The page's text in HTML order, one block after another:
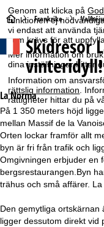
Genom att klicka på
funktionen ej
vi endast att använda
som krävs för att
Mer information om
dina inställningar hittar
Information om
rättslig information .
rättigheter hittar du på
S
t
a
r
t
s
a
Frankrike
Skidresor
vinteridyll!
La Norma
På 1 350 meters höjd
mellan Massif de la
Orten lockar framför allt
byn är fri från trafik och
Omgivningen erbjuder en
bergsrestaurangen.Byn
trähus och små affärer.
Den gemytliga ortskärnan
ligger dessutom direkt vid